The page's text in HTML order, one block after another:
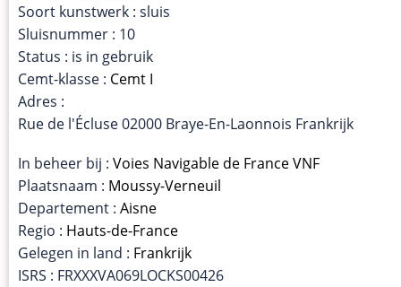
Soort kunstwerk : sluis
Sluisnummer : 10
Status : is in gebruik
Cemt-klasse : Cemt I
Adres :
Rue de l'Écluse 02000 Braye-En-Laonnois Frankrijk
In beheer bij : Voies Navigable de France VNF
Plaatsnaam : Moussy-Verneuil
Departement : Aisne
Regio : Hauts-de-France
Gelegen in land : Frankrijk
ISRS : FRXXXVA069LOCKS00426